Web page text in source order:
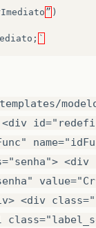
” )
; `
<div
<div
<div